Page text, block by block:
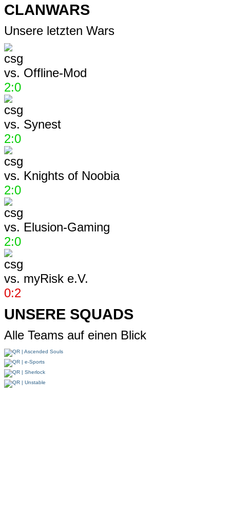
CLANWARS
Unsere letzten Wars
vs. Offline-Mod
2:0
vs. Synest
2:0
vs. Knights of Noobia
2:0
vs. Elusion-Gaming
2:0
vs. myRisk e.V.
0:2
UNSERE SQUADS
Alle Teams auf einen Blick